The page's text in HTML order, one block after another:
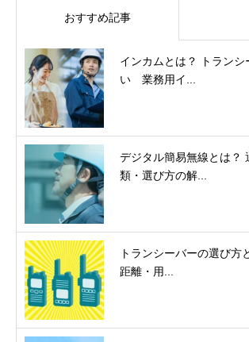
おすすめ記事
インカムとは？ トランシ
い 業務用イ...
デジタル簡易無線とは？
類・選び方の解...
トランシーバーの選び方
距離・用...